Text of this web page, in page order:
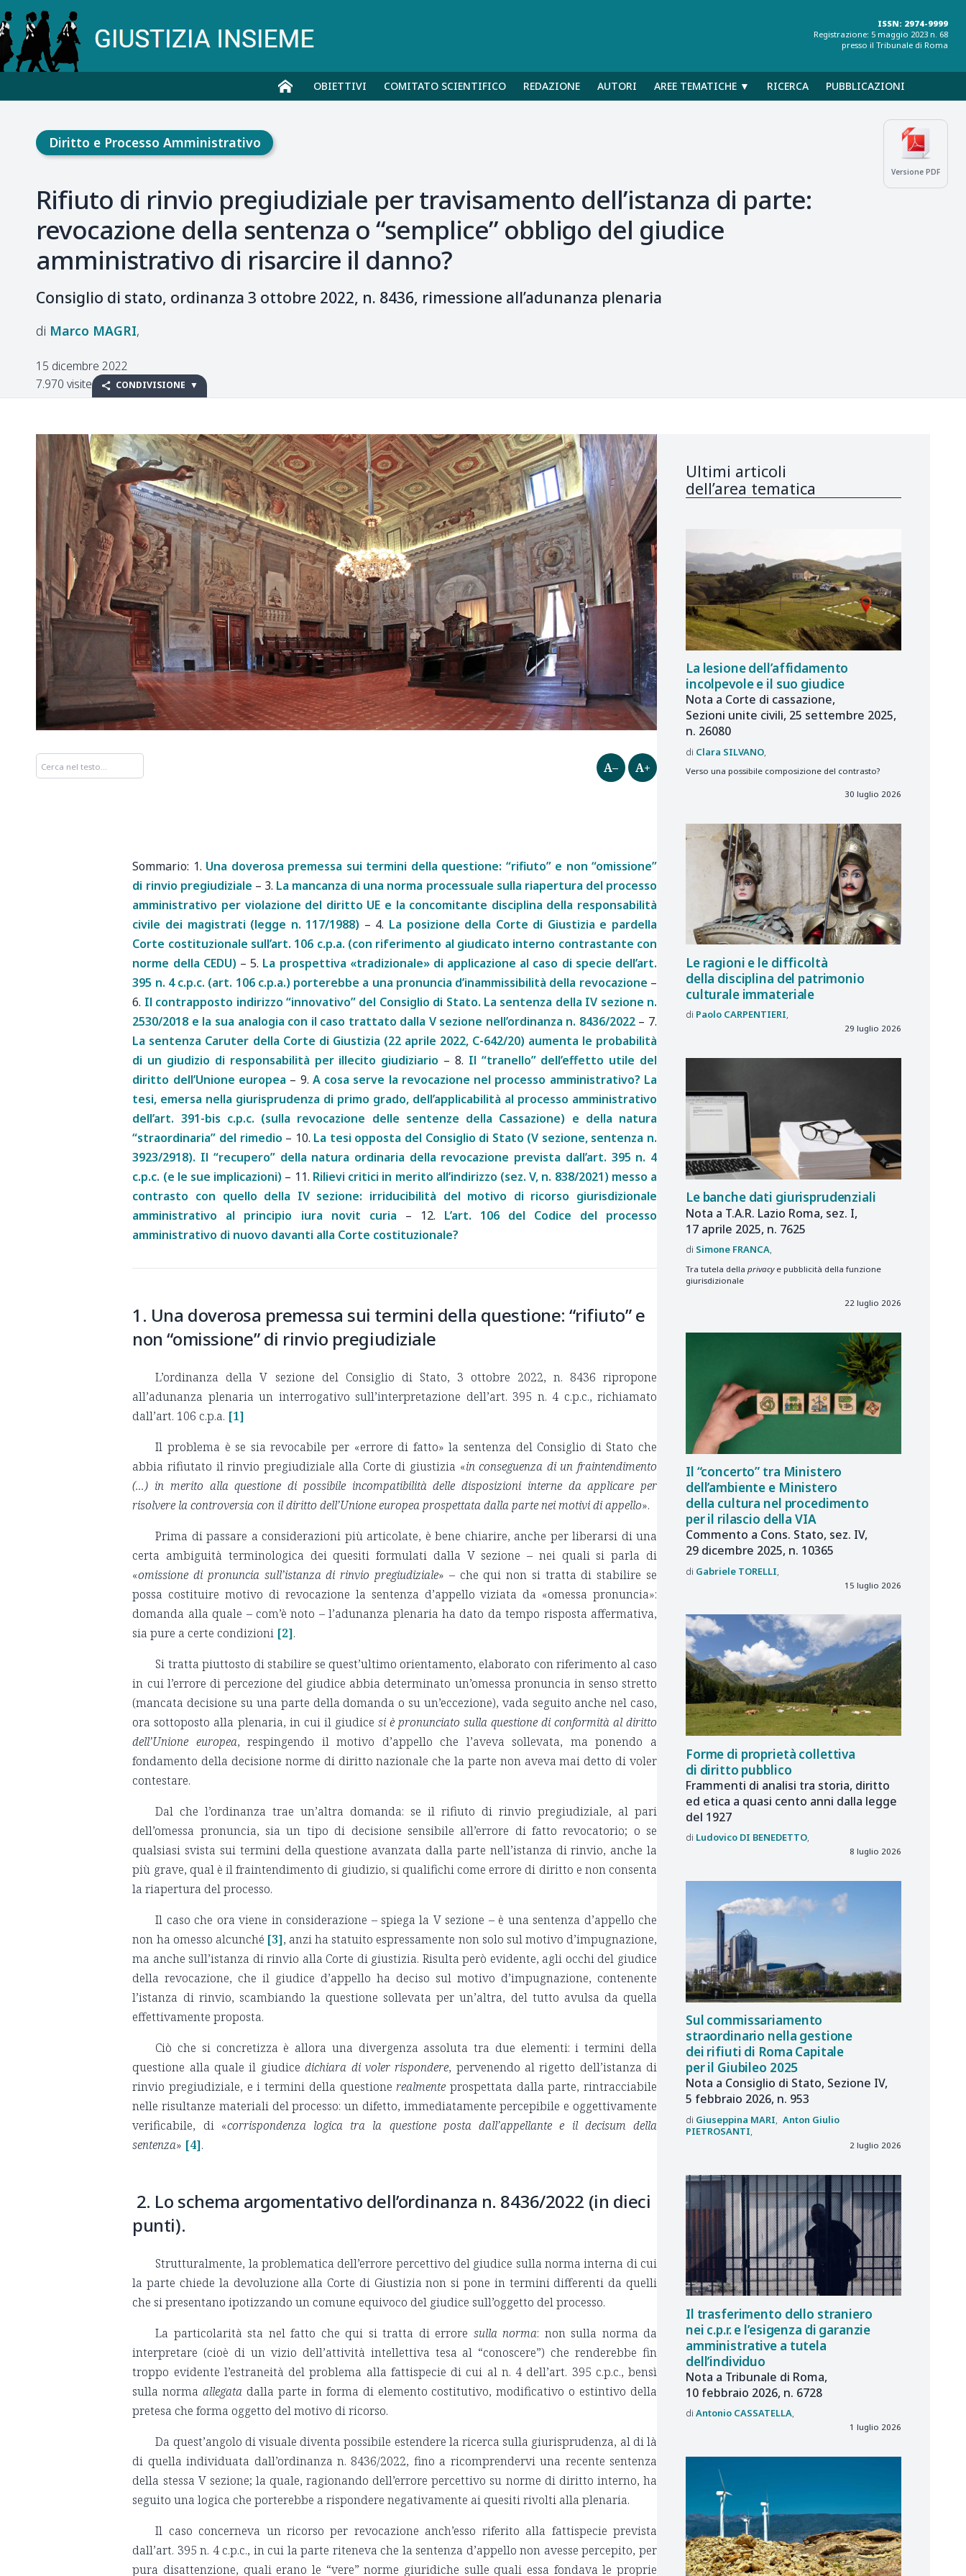
ISSN: 2974-9999
Registrazione: 5 maggio 2023 n. 68
presso il Tribunale di Roma
OBIETTIVI COMITATO SCIENTIFICO REDAZIONE AUTORI AREE TEMATICHE ▼ RICERCA PUBBLICAZIONI
Versione PDF
Diritto e Processo Amministrativo
Rifiuto di rinvio pregiudiziale per travisamento dell’istanza di parte:
revocazione della sentenza o “semplice” obbligo del giudice
amministrativo di risarcire il danno?
Consiglio di stato, ordinanza 3 ottobre 2022, n. 8436, rimessione all’adunanza plenaria
Marco MAGRI
15 dicembre 2022
7.970 visite
CONDIVISIONE
A– A+
1. Una doverosa premessa sui termini della questione: “rifiuto” e non “omissione”
di rinvio pregiudiziale – 3. La mancanza di una norma processuale sulla riapertura del processo
amministrativo per violazione del diritto UE e la concomitante disciplina della responsabilità
civile dei magistrati (legge n. 117/1988) – 4. La posizione della Corte di Giustizia e pardella
Corte costituzionale sull’art. 106 c.p.a. (con riferimento al giudicato interno contrastante con
norme della CEDU) – 5. La prospettiva «tradizionale» di applicazione al caso di specie dell’art.
395 n. 4 c.p.c. (art. 106 c.p.a.) porterebbe a una pronuncia d’inammissibilità della revocazione –
6. Il contrapposto indirizzo “innovativo” del Consiglio di Stato. La sentenza della IV sezione n.
2530/2018 e la sua analogia con il caso trattato dalla V sezione nell’ordinanza n. 8436/2022 – 7.
La sentenza Caruter della Corte di Giustizia (22 aprile 2022, C-642/20) aumenta le probabilità
di un giudizio di responsabilità per illecito giudiziario – 8. Il “tranello” dell’effetto utile del
diritto dell’Unione europea – 9. A cosa serve la revocazione nel processo amministrativo? La
tesi, emersa nella giurisprudenza di primo grado, dell’applicabilità al processo amministrativo
dell’art. 391-bis c.p.c. (sulla revocazione delle sentenze della Cassazione) e della natura
“straordinaria” del rimedio – 10. La tesi opposta del Consiglio di Stato (V sezione, sentenza n.
3923/2918). Il “recupero” della natura ordinaria della revocazione prevista dall’art. 395 n. 4
c.p.c. (e le sue implicazioni) – 11. Rilievi critici in merito all’indirizzo (sez. V, n. 838/2021) messo a
contrasto con quello della IV sezione: irriducibilità del motivo di ricorso giurisdizionale
amministrativo al principio iura novit curia
– 12.
L’art. 106 del Codice del processo
amministrativo di nuovo davanti alla Corte costituzionale?
1. Una doverosa premessa sui termini della questione: “rifiuto” e
non “omissione” di rinvio pregiudiziale
L’ordinanza della V sezione del Consiglio di Stato, 3 ottobre 2022, n. 8436 ripropone
all’adunanza plenaria un interrogativo sull’interpretazione dell’art. 395 n. 4 c.p.c., richiamato
dall’art. 106 c.p.a. [1]
Il problema è se sia revocabile per «errore di fatto» la sentenza del Consiglio di Stato che
abbia rifiutato il rinvio pregiudiziale alla Corte di giustizia «in conseguenza di un fraintendimento
(...) in merito alla questione di possibile incompatibilità delle disposizioni interne da applicare per
risolvere la controversia con il diritto dell’Unione europea prospettata dalla parte nei motivi di appello».
Prima di passare a considerazioni più articolate, è bene chiarire, anche per liberarsi di una
certa ambiguità terminologica dei quesiti formulati dalla V sezione – nei quali si parla di
«omissione di pronuncia sull’istanza di rinvio pregiudiziale» – che qui non si tratta di stabilire se
possa costituire motivo di revocazione la sentenza d’appello viziata da «omessa pronuncia»:
domanda alla quale – com’è noto – l’adunanza plenaria ha dato da tempo risposta affermativa,
sia pure a certe condizioni [2].
Si tratta piuttosto di stabilire se quest’ultimo orientamento, elaborato con riferimento al caso
in cui l’errore di percezione del giudice abbia determinato un’omessa pronuncia in senso stretto
(mancata decisione su una parte della domanda o su un’eccezione), vada seguito anche nel caso,
ora sottoposto alla plenaria, in cui il giudice si è pronunciato sulla questione di conformità al diritto
dell’Unione europea, respingendo il motivo d’appello che l’aveva sollevata, ma ponendo a
fondamento della decisione norme di diritto nazionale che la parte non aveva mai detto di voler
contestare.
Dal che l’ordinanza trae un’altra domanda: se il rifiuto di rinvio pregiudiziale, al pari
dell’omessa pronuncia, sia un tipo di decisione sensibile all’errore di fatto revocatorio; o se
qualsiasi svista sui termini della questione avanzata dalla parte nell’istanza di rinvio, anche la
più grave, qual è il fraintendimento di giudizio, si qualifichi come errore di diritto e non consenta
la riapertura del processo.
Il caso che ora viene in considerazione – spiega la V sezione – è una sentenza d’appello che
non ha omesso alcunché [3], anzi ha statuito espressamente non solo sul motivo d’impugnazione,
ma anche sull’istanza di rinvio alla Corte di giustizia. Risulta però evidente, agli occhi del giudice
della revocazione, che il giudice d’appello ha deciso sul motivo d’impugnazione, contenente
l’istanza di rinvio, scambiando la questione sollevata per un’altra, del tutto avulsa da quella
effettivamente proposta.
Ciò che si concretizza è allora una divergenza assoluta tra due elementi: i termini della
questione alla quale il giudicedichiara di voler rispondere, pervenendo al rigetto dell’istanza di
rinvio pregiudiziale, e i termini della questionerealmente prospettata dalla parte, rintracciabile
nelle risultanze materiali del processo: un difetto, immediatamente percepibile e oggettivamente
verificabile, di «corrispondenza logica tra la questione posta dall’appellante e il decisum della
sentenza» [4].
2. Lo schema argomentativo dell’ordinanza n. 8436/2022 (in dieci
punti).
Strutturalmente, la problematica dell’errore percettivo del giudice sulla norma interna di cui
la parte chiede la devoluzione alla Corte di Giustizia non si pone in termini differenti da quelli
che si presentano ipotizzando un comune equivoco del giudice sull’oggetto del processo.
La particolarità sta nel fatto che qui si tratta di errore sulla norma: non sulla norma da
interpretare (cioè di un vizio dell’attività intellettiva tesa al “conoscere”) che renderebbe fin
troppo evidente l’estraneità del problema alla fattispecie di cui al n. 4 dell’art. 395 c.p.c., bensì
sulla normaallegata dalla parte in forma di elemento costitutivo, modificativo o estintivo della
pretesa che forma oggetto del motivo di ricorso.
Da quest’angolo di visuale diventa possibile estendere la ricerca sulla giurisprudenza, al di là
di quella individuata dall’ordinanza n. 8436/2022, fino a ricomprendervi una recente sentenza
della stessa V sezione; la quale, ragionando dell’errore percettivo su norme di diritto interno, ha
seguito una logica che porterebbe a rispondere negativamente ai quesiti rivolti alla plenaria.
Il caso concerneva un ricorso per revocazione anch’esso riferito alla fattispecie prevista
dall’art. 395 n. 4 c.p.c., in cui la parte riteneva che la sentenza d’appello non avesse percepito, per
pura disattenzione, quali erano le “vere” norme giuridiche sulle quali essa fondava le proprie
Ultimi articoli
dell’area tematica
La lesione dell’affidamento
incolpevole e il suo giudice
Nota a Corte di cassazione,
Sezioni unite civili, 25 settembre 2025,
n. 26080
Clara SILVANO
Verso una possibile composizione del contrasto?
30 luglio 2026
Le ragioni e le difficoltà
della disciplina del patrimonio
culturale immateriale
Paolo CARPENTIERI
29 luglio 2026
Le banche dati giurisprudenziali
Nota a T.A.R. Lazio Roma, sez. I,
17 aprile 2025, n. 7625
Simone FRANCA
Tra tutela della privacye pubblicità della funzione
giurisdizionale
22 luglio 2026
Il “concerto” tra Ministero
dell’ambiente e Ministero
della cultura nel procedimento
per il rilascio della VIA
Commento a Cons. Stato, sez. IV,
29 dicembre 2025, n. 10365
Gabriele TORELLI
15 luglio 2026
Forme di proprietà collettiva
di diritto pubblico
Frammenti di analisi tra storia, diritto
ed etica a quasi cento anni dalla legge
del 1927
Ludovico DI BENEDETTO
8 luglio 2026
Sul commissariamento
straordinario nella gestione
dei rifiuti di Roma Capitale
per il Giubileo 2025
Nota a Consiglio di Stato, Sezione IV,
5 febbraio 2026, n. 953
Giuseppina MARI
Anton Giulio
PIETROSANTI
2 luglio 2026
Il trasferimento dello straniero
nei c.p.r. e l’esigenza di garanzie
amministrative a tutela
dell’individuo
Nota a Tribunale di Roma,
10 febbraio 2026, n. 6728
Antonio CASSATELLA
1 luglio 2026